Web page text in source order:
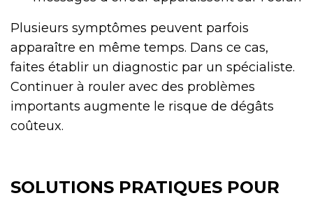
Plusieurs symptômes peuvent parfois
apparaître en même temps. Dans ce cas,
faites établir un diagnostic par un spécialiste.
Continuer à rouler avec des problèmes
importants augmente le risque de dégâts
coûteux.
SOLUTIONS PRATIQUES POUR